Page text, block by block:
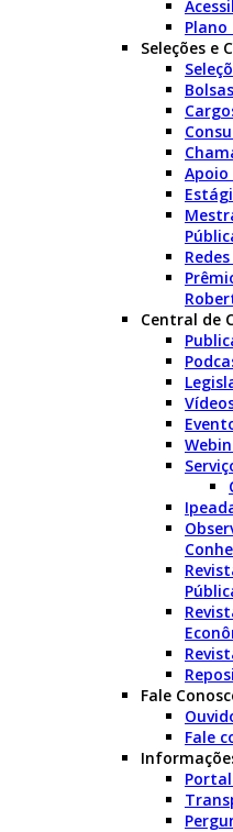
Plano
Seleções e
Apoio
Central de
Fale
Fale